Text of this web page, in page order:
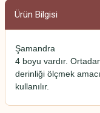
Ürün Bilgisi
Şamandra
4 boyu vardır.
derinliği ölçmek
kullanılır.